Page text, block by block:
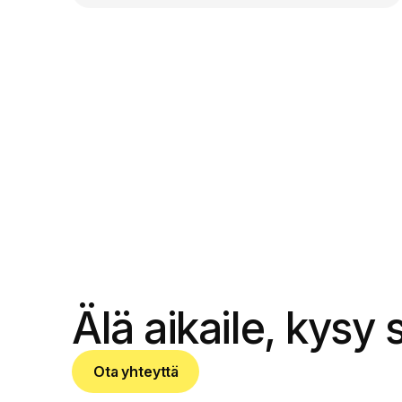
OTA YHTEYTTÄ
Älä aikaile, kysy
Ota yhteyttä